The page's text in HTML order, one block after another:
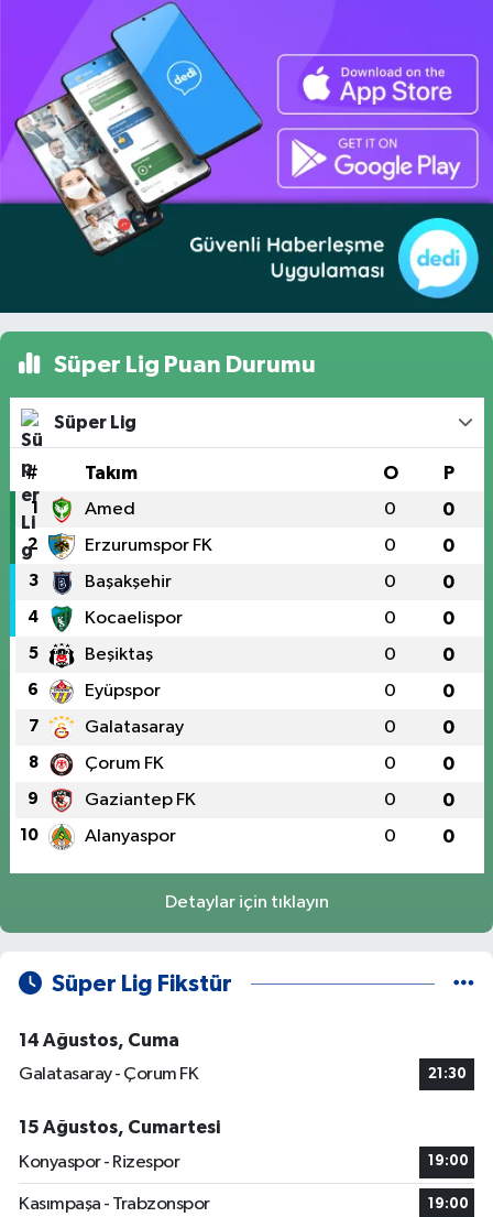
Süper Lig Puan Durumu
Süper Lig
# Takım O P
1 Amed 0 0
2 Erzurumspor FK 0 0
3 Başakşehir 0 0
4 Kocaelispor 0 0
5 Beşiktaş 0 0
6 Eyüpspor 0 0
7 Galatasaray 0 0
8 Çorum FK 0 0
9 Gaziantep FK 0 0
10 Alanyaspor 0 0
Detaylar için tıklayın
Süper Lig Fikstür
14 Ağustos, Cuma
Galatasaray - Çorum FK
21:30
15 Ağustos, Cumartesi
Konyaspor - Rizespor
19:00
Kasımpaşa - Trabzonspor 19:00